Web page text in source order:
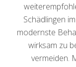
Schädlingen
modernste
wirksam zu
vermeiden.